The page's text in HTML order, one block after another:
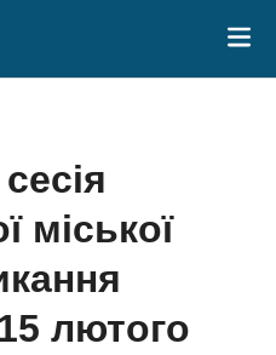
міської
лютого